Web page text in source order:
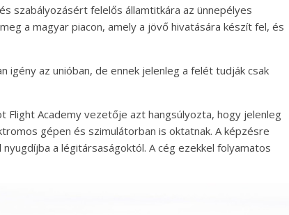
szabályozásért felelős államtitkára az ünnepélyes
a magyar piacon, amely a jövő hivatására készít fel, és
igény az unióban, de ennek jelenleg a felét tudják csak
Flight Academy vezetője azt hangsúlyozta, hogy jelenleg
gépen és szimulátorban is oktatnak. A képzésre
a légitársaságoktól. A cég ezekkel folyamatos